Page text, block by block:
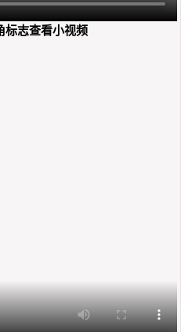
标志查看小视频